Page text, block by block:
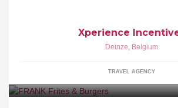
Xperience
Deinze, Belgium
TRAVEL AGENCY